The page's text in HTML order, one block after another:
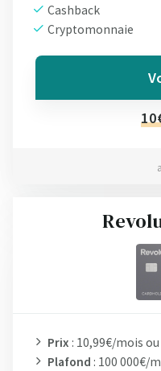
Cashback
Cryptomonnaie
Prix : 10,99€/mois
Plafond : 100 000€/